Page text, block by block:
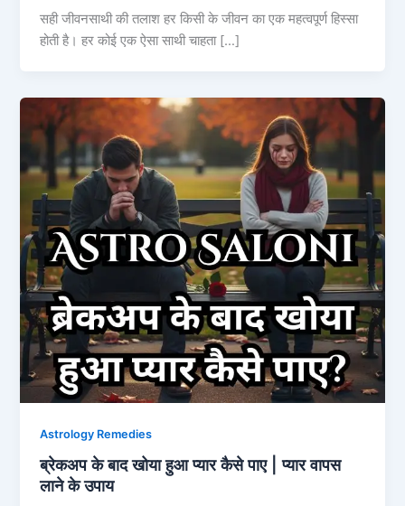
सही जीवनसाथी की तलाश हर किसी के जीवन का एक महत्वपूर्ण हिस्सा
होती है। हर कोई एक ऐसा साथी चाहता […]
Astrology Remedies
ब्रेकअप के बाद खोया हुआ प्यार कैसे पाए | प्यार वापस
लाने के उपाय